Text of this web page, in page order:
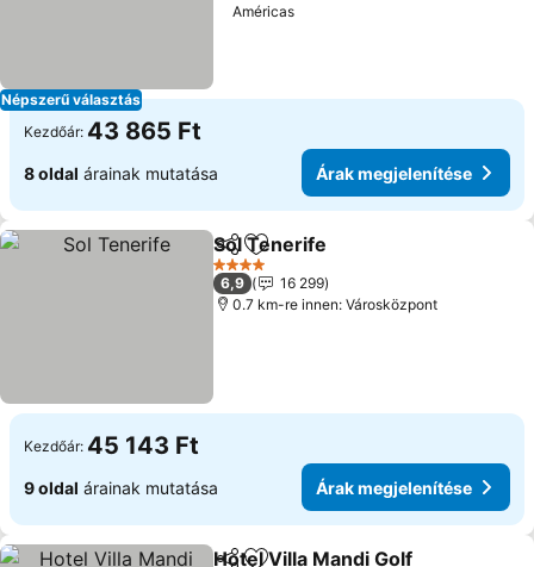
Népszerű választás
Américas
Kezdőár: 43 865 Ft
8 oldal árainak mutatása Árak megjelenítése
MegosztásHozzáadás a kedvencekhez
Sol Tenerife
4 Kategória
6,9
16 299
0.7 km-re innen: Városközpont
Kezdőár: 45 143 Ft
9 oldal árainak mutatása Árak megjelenítése
Hotel Villa Mandi Golf